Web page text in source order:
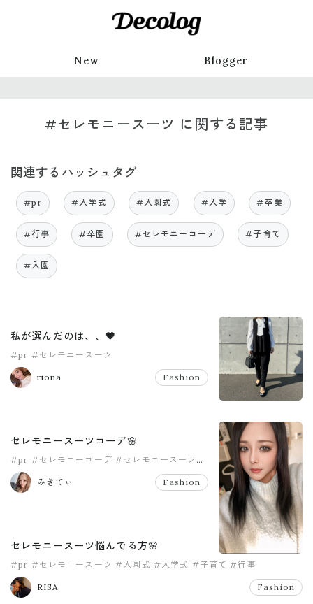
New Blogger
#セレモニースーツ に関する記事
関連するハッシュタグ
#pr #入学式 #入園式 #入学 #卒業
#行事 #卒園 #セレモニーコーデ #子育て
#入園
私が選んだのは、、🖤
#pr #セレモニースーツ
riona Fashion
セレモニースーツコーデ🌸
#pr #セレモニーコーデ #セレモニースーツ
#入園
みきてぃ
Fashion
セレモニースーツ悩んでる方🌸
#pr #セレモニースーツ #入園式 #入学式 #子育て #行事
RISA Fashion